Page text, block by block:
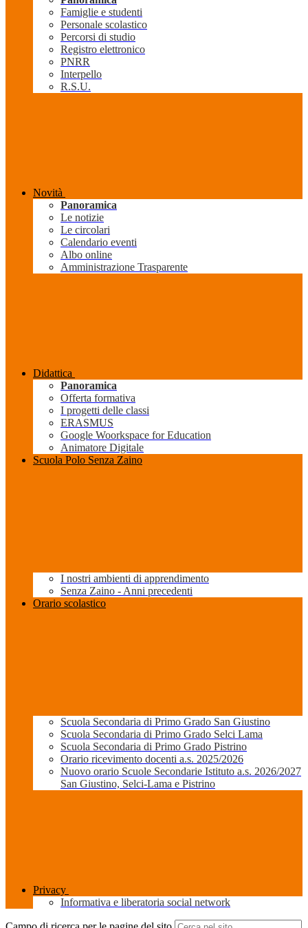
Famiglie e studenti
Personale scolastico
Percorsi di studio
Registro elettronico
PNRR
Interpello
R.S.U.
Novità
Panoramica
Le notizie
Le circolari
Calendario eventi
Albo online
Amministrazione Trasparente
Didattica
Panoramica
Offerta formativa
I progetti delle classi
ERASMUS
Google Woorkspace for Education
Animatore Digitale
Scuola Polo Senza Zaino
I nostri ambienti di apprendimento
Senza Zaino - Anni precedenti
Orario scolastico
Scuola Secondaria di Primo Grado San Giustino
Scuola Secondaria di Primo Grado Selci Lama
Scuola Secondaria di Primo Grado Pistrino
Orario ricevimento docenti a.s. 2025/2026
Nuovo orario Scuole Secondarie Istituto a.s. 2026/2027
San Giustino, Selci-Lama e Pistrino
Privacy
Informativa e liberatoria social network